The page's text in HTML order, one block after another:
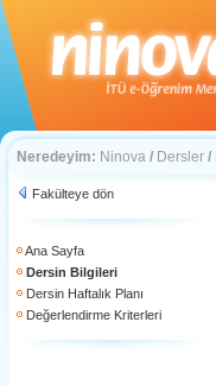
Neredeyim: Ninova / Dersler /
Fakülteye dön
Ana Sayfa
Dersin Bilgileri
Dersin Haftalık Planı
Değerlendirme Kriterleri